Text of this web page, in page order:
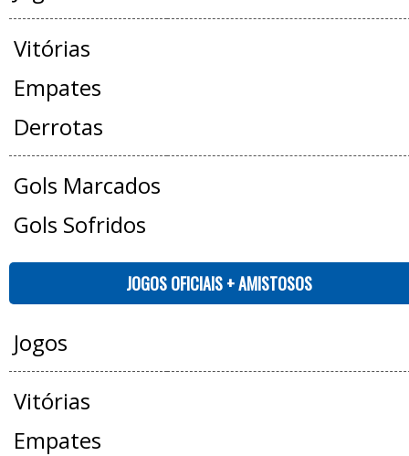
Vitórias
Empates
Derrotas
Gols Marcados
Gols Sofridos
JOGOS OFICIAIS + AMISTOSOS
Jogos
Vitórias
Empates